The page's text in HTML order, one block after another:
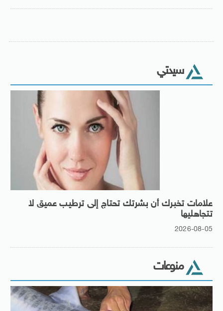
سيدتي
علامات تخبرك أن بشرتك تحتاج إلى ترطيب عميق لا
تتجاهليها
2026-08-05
منوعات